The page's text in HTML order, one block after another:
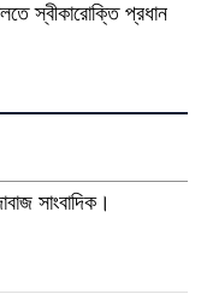
স্বীকারোক্তি প্রধান
সাংবাদিক।